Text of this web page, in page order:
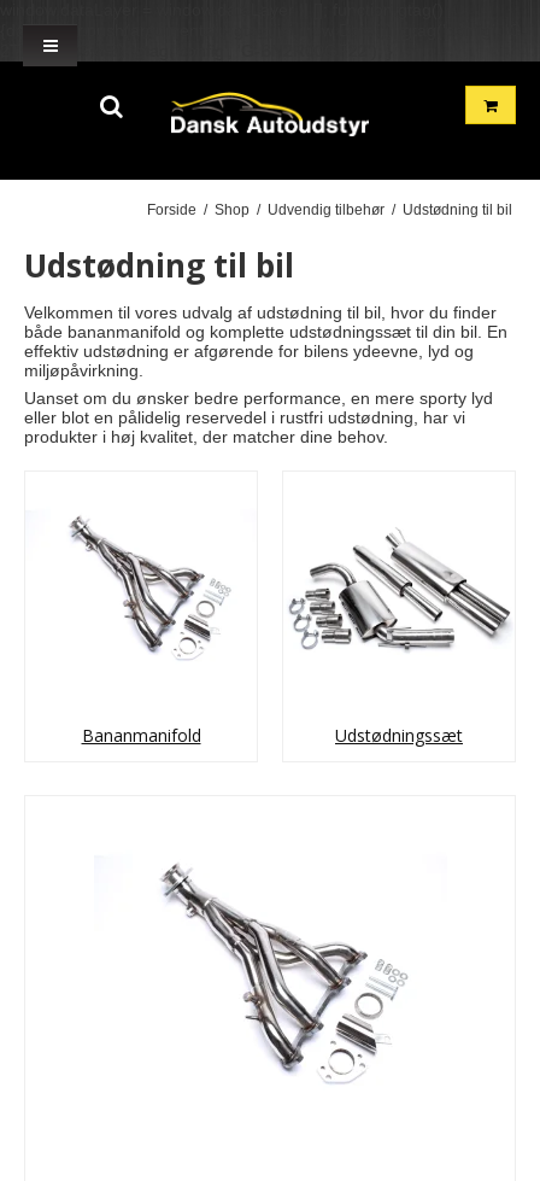
{dataLayer.push(arguments);} gtag('js', new Date()); gtag('config', 'G-
2TH7GD1GME'); gtag('config', 'G-BN2R00GF22'); }
Forside / Shop / Udvendig tilbehør / Udstødning til bil
Udstødning til bil
Velkommen til vores udvalg af udstødning til bil, hvor du finder
både bananmanifold og komplette udstødningssæt til din bil. En
effektiv udstødning er afgørende for bilens ydeevne, lyd og
miljøpåvirkning.
Uanset om du ønsker bedre performance, en mere sporty lyd
eller blot en pålidelig reservedel i rustfri udstødning, har vi
produkter i høj kvalitet, der matcher dine behov.
Bananmanifold Udstødningssæt